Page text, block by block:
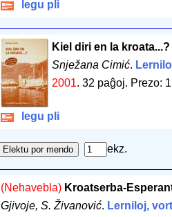
legu pli
Kiel diri en la kroata...?
Snježana Cimić.
2001. 32 paĝoj. Prezo:
legu pli
ekz.
(Nehavebla) Kroatserba-
Gjivoje, S. Živanović. Lerniloj,